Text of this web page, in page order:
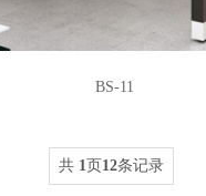
BS-11
共 1页12条记录